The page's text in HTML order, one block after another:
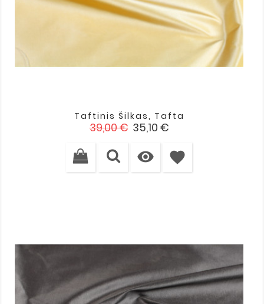
Taftinis Šilkas, Tafta
Įprasta
39,00 € Kaina
35,10 €
 favorite